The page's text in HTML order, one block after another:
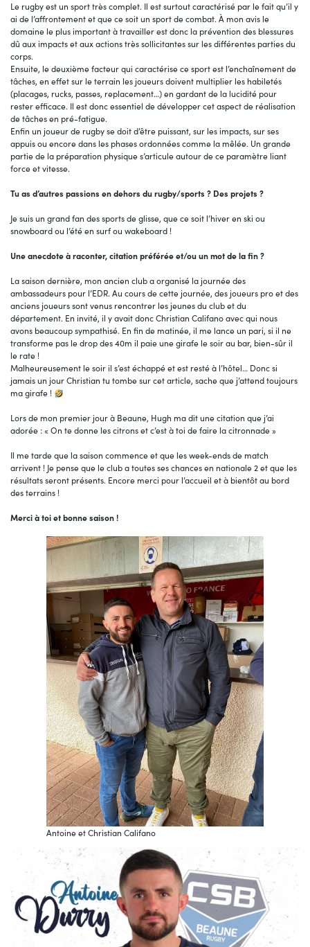
Le rugby est un sport très complet. Il est surtout caractérisé par le fait qu’il y
ai de l’affrontement et que ce soit un sport de combat. À mon avis le
domaine le plus important à travailler est donc la prévention des blessures
dû aux impacts et aux actions très sollicitantes sur les différentes parties du
corps.
Ensuite, le deuxième facteur qui caractérise ce sport est l’enchaînement de
tâches, en effet sur le terrain les joueurs doivent multiplier les habiletés
(placages, rucks, passes, replacement…) en gardant de la lucidité pour
rester efficace. Il est donc essentiel de développer cet aspect de réalisation
de tâches en pré-fatigue.
Enfin un joueur de rugby se doit d’être puissant, sur les impacts, sur ses
appuis ou encore dans les phases ordonnées comme la mêlée. Un grande
partie de la préparation physique s’articule autour de ce paramètre liant
force et vitesse.
Tu as d’autres passions en dehors du rugby/sports ? Des projets ?
Je suis un grand fan des sports de glisse, que ce soit l’hiver en ski ou
snowboard ou l’été en surf ou wakeboard !
Une anecdote à raconter, citation préférée et/ou un mot de la fin ?
La saison dernière, mon ancien club a organisé la journée des
ambassadeurs pour l’EDR. Au cours de cette journée, des joueurs pro et des
anciens joueurs sont venus rencontrer les jeunes du club et du
département. En invité, il y avait donc Christian Califano avec qui nous
avons beaucoup sympathisé. En fin de matinée, il me lance un pari, si il ne
transforme pas le drop des 40m il paie une girafe le soir au bar, bien-sûr il
le rate !
Malheureusement le soir il s’est échappé et est resté à l’hôtel… Donc si
jamais un jour Christian tu tombe sur cet article, sache que j’attend toujours
ma girafe !
Lors de mon premier jour à Beaune, Hugh ma dit une citation que j’ai
adorée : « On te donne les citrons et c’est à toi de faire la citronnade »
Il me tarde que la saison commence et que les week-ends de match
arrivent ! Je pense que le club a toutes ses chances en nationale 2 et que les
résultats seront présents. Encore merci pour l’accueil et à bientôt au bord
des terrains !
Merci à toi et bonne saison !
Antoine et Christian Califano